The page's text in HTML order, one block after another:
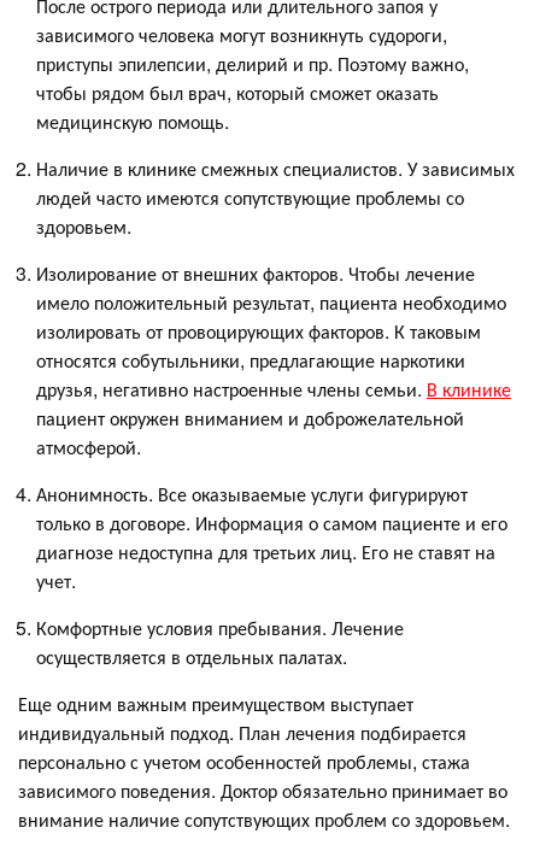
После острого периода или длительного запоя у
зависимого человека могут возникнуть судороги,
приступы эпилепсии, делирий и пр. Поэтому важно,
чтобы рядом был врач, который сможет оказать
медицинскую помощь.
Наличие в клинике смежных специалистов. У зависимых
людей часто имеются сопутствующие проблемы со
здоровьем.
Изолирование от внешних факторов. Чтобы лечение
имело положительный результат, пациента необходимо
изолировать от провоцирующих факторов. К таковым
относятся собутыльники, предлагающие наркотики
друзья, негативно настроенные члены семьи. В клинике
пациент окружен вниманием и доброжелательной
атмосферой.
Анонимность. Все оказываемые услуги фигурируют
только в договоре. Информация о самом пациенте и его
диагнозе недоступна для третьих лиц. Его не ставят на
учет.
Комфортные условия пребывания. Лечение
осуществляется в отдельных палатах.
Еще одним важным преимуществом выступает
индивидуальный подход. План лечения подбирается
персонально с учетом особенностей проблемы, стажа
зависимого поведения. Доктор обязательно принимает во
внимание наличие сопутствующих проблем со здоровьем.